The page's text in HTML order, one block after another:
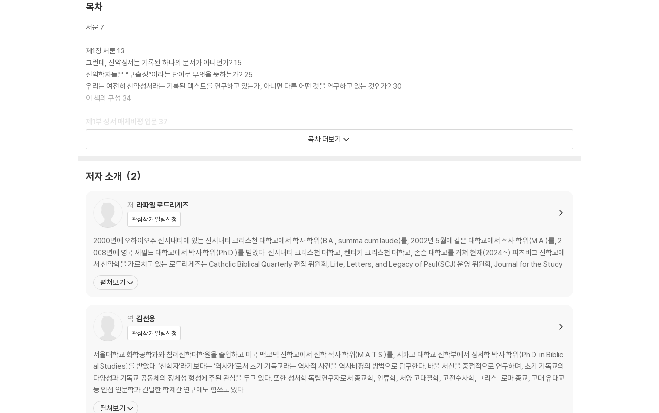
목차
서문 7
제1장 서론 13
그런데, 신약성서는 기록된 하나의 문서가 아니던가? 15
신약학자들은 “구술성”이라는 단어로 무엇을 뜻하는가? 25
우리는 여전히 신약성서라는 기록된 텍스트를 연구하고 있는가, 아니면 다른 어떤 것을 연구하고 있는 것인가? 30
이 책의 구성 34
제1부 성서 매체비평 입문 37
제3장 구술전승과 신약성서를 연구한 학자들 69
베르너 H. 켈버(Werner H. Kelber) 77
조애나 듀이(Joanna Dewey) 83
폴 악트마이어(Paul J. Achtemeier) 88
피테르 J. J. 부에타(Pieter J. J. Botha) 91
케네스 베일리(Kenneth E. Bailey) 99
리처드 호슬리(Richard Horsley) 104
제2부 매체비평적 성서 해석의 실례 109
구술전승과 신약에 대한 형태론적 접근 112
구전과 신약에 대한 배경 맥락적(contextual) 접근 143
전승적 공연에서 전승적 텍스트로 151
단어의 힘과 구술에서 유래한 텍스트 158
구술에서 유래한 텍스트에 관한 모델 164
제5장 구술전승과 신약성서를 연구하는 이유 171
목차 더보기
저자 소개 2
저 라파엘 로드리게즈
관심작가 알림신청
2000년에 오하이오주 신시내티에 있는 신시내티 크리스천 대학교에서 학사 학위(B.A., summa cum laude)를, 2002년 5월에 같은 대학교에서 석사 학위(M.A.)를, 2
008년에 영국 셰필드 대학교에서 박사 학위(Ph.D.)를 받았다. 신시내티 크리스천 대학교, 켄터키 크리스천 대학교, 존슨 대학교를 거쳐 현재(2024~) 피츠버그 신학교에
서 신약학을 가르치고 있는 로드리게즈는 Catholic Biblical Quarterly 편집 위원회, Life, Letters, and Legacy of Paul(SCJ) 운영 위원회, Journal for the Study
펼쳐보기
역 김선용
관심작가 알림신청
서울대학교 화학공학과와 침례신학대학원을 졸업하고 미국 맥코믹 신학교에서 신학 석사 학위(M.A.T.S.)를, 시카고 대학교 신학부에서 성서학 박사 학위(Ph.D. in Biblic
al Studies)를 받았다. ‘신학자’라기보다는 ‘역사가’로서 초기 기독교라는 역사적 사건을 역사비평의 방법으로 탐구한다. 바울 서신을 중점적으로 연구하며, 초기 기독교의
다양성과 기독교 공동체의 정체성 형성에 주된 관심을 두고 있다. 또한 성서학 독립연구자로서 종교학, 인류학, 서양 고대철학, 고전수사학, 그리스-로마 종교, 고대 유대교
등 인접 인문학과 긴밀한 학제간 연구에도 힘쓰고 있다.
펼쳐보기